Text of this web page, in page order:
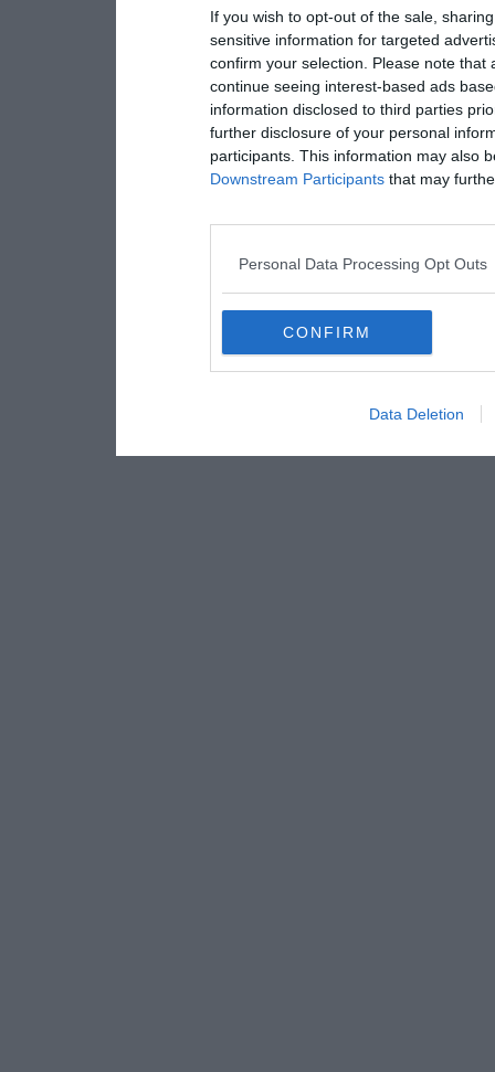
If you wish to opt-out of the sale,
sensitive information for targeted
confirm your selection. Please note
continue seeing interest-based ads
information disclosed to third parties
further disclosure of your personal
participants. This information may also
Downstream Participants that may
Personal Data Processing Opt Outs
CONFIRM
Data Deletion